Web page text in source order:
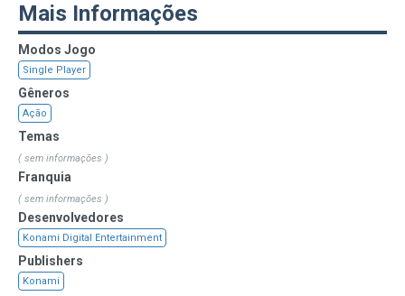
global. Infelizmente, seu rastro de destruição está
carregado de zumbis, mutantes hediondos, gigantes
grotescos, ghouls e criaturas medonhas. Prove o
suor pingando em sua boca enquanto tenta se
resgatar de armadilhas diabólicas. Sinta a tensão
torturante em todos os músculos enquanto
empunha repetidamente poderes de armas
sagradas, como Água Benta, o Machado de Batalha, o
Boomerang da Lâmina de Cristal e o Espelho da
Verdade. Mas, no final, certifique-se de que
economizou força suficiente para gritar!
Mais Informações
Modos Jogo
Single Player
Gêneros
Ação
Temas
( sem informações )
Franquia
( sem informações )
Desenvolvedores
Konami Digital Entertainment
Publishers
Konami